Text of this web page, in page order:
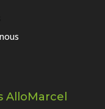
AlloMarcel